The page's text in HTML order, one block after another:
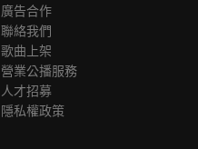
廣告合作
聯絡我們
歌曲上架
營業公播服務
人才招募
隱私權政策